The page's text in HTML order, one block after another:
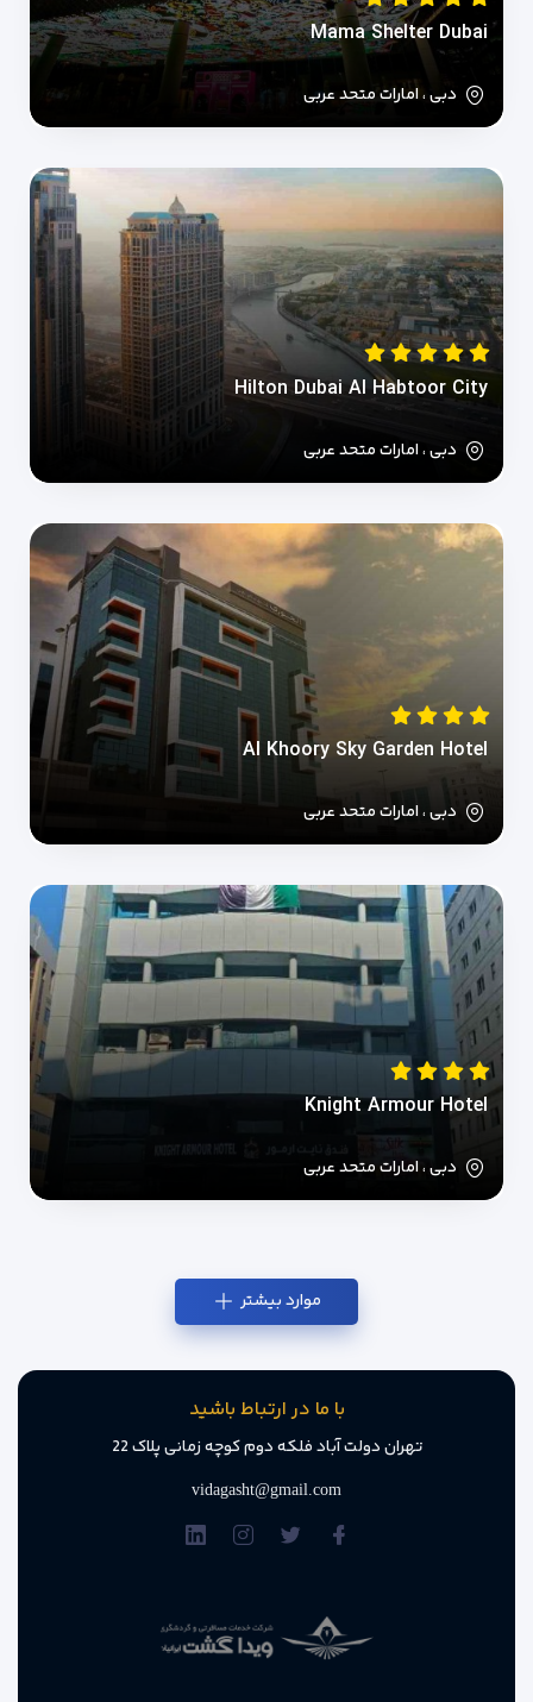
Mama Shelter Dubai
دبی ، امارات متحد عربی
Hilton Dubai Al Habtoor City
دبی ، امارات متحد عربی
Al Khoory Sky Garden Hotel
دبی ، امارات متحد عربی
Knight Armour Hotel
دبی ، امارات متحد عربی
موارد بیشتر
با ما در ارتباط باشید
تهران دولت آباد فلکه دوم کوچه زمانی پلاک 22
vidagasht@gmail.com